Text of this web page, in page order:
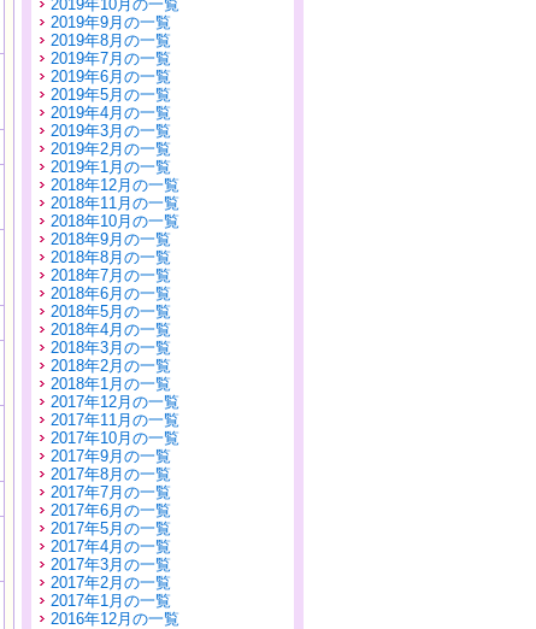
2019年10月の一覧
2019年9月の一覧
2019年8月の一覧
2019年7月の一覧
2019年6月の一覧
2019年5月の一覧
2019年4月の一覧
2019年3月の一覧
2019年2月の一覧
2019年1月の一覧
2018年12月の一覧
2018年11月の一覧
2018年10月の一覧
2018年9月の一覧
2018年8月の一覧
2018年7月の一覧
2018年6月の一覧
2018年5月の一覧
2018年4月の一覧
2018年3月の一覧
2018年2月の一覧
2018年1月の一覧
2017年12月の一覧
2017年11月の一覧
2017年10月の一覧
2017年9月の一覧
2017年8月の一覧
2017年7月の一覧
2017年6月の一覧
2017年5月の一覧
2017年4月の一覧
2017年3月の一覧
2017年2月の一覧
2017年1月の一覧
2016年12月の一覧